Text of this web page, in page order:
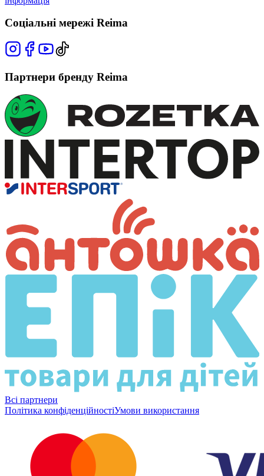
Соціальні мережі Reima
Партнери бренду Reima
Всі партнери
Політика конфіденційностіУмови використання